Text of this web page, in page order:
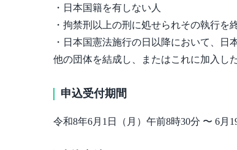
・日本国籍を有しない人
・拘禁刑以上の刑に処せられその執行
・日本国憲法施行の日以降において、
他の団体を結成し、またはこれに加入し
申込受付期間
令和8年6月1日（月）午前8時30分 〜 6月